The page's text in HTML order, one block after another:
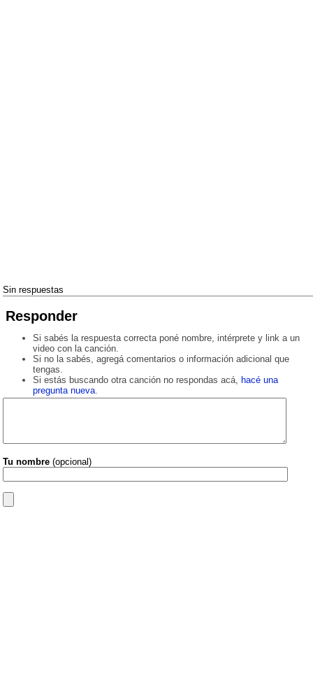
Sin respuestas
Responder
Si sabés la respuesta correcta poné nombre, intérprete y link a un
video con la canción.
Si no la sabés, agregá comentarios o información adicional que
tengas.
Si estás buscando otra canción no respondas acá, hacé una
pregunta nueva.
Tu nombre (opcional)